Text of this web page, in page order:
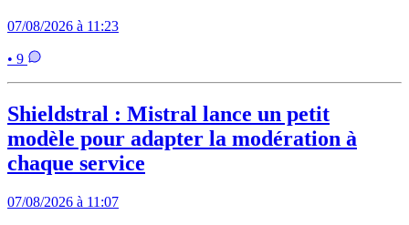
07/08/2026 à 11:23
• 9
Shieldstral : Mistral lance un petit
modèle pour adapter la modération à
chaque service
07/08/2026 à 11:07